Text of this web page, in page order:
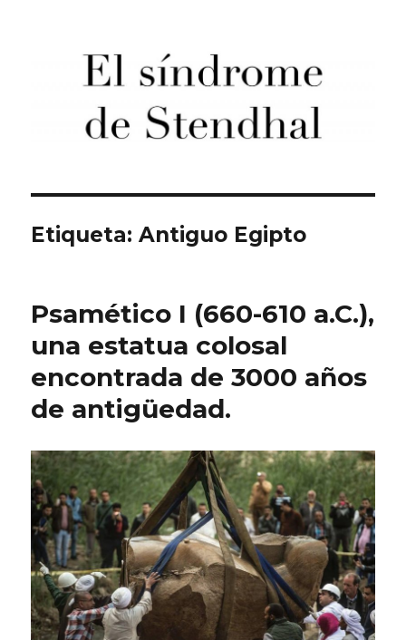
El síndrome de Stendhal
Etiqueta:Antiguo Egipto
Psamético I (660-610 a.C.),
una estatua colosal
encontrada de 3000 años
de antigüedad.